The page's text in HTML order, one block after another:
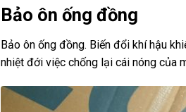
Bảo ôn ống đồng
Bảo ôn ống đồng. Biến đổi khí hậu
nhiệt đới việc chống lại cái nóng của